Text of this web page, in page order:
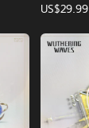
US$29.99